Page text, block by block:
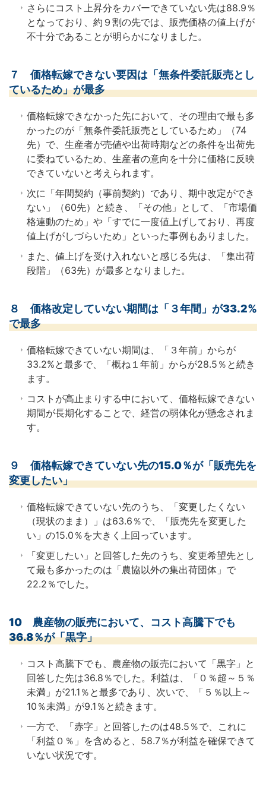
さらにコスト上昇分をカバーできていない先は88.9％
となっており、約９割の先では、販売価格の値上げが
不十分であることが明らかになりました。
７ 価格転嫁できない要因は「無条件委託販売とし
ているため」が最多
価格転嫁できなかった先において、その理由で最も多
かったのが「無条件委託販売としているため」（74
先）で、生産者が売値や出荷時期などの条件を出荷先
に委ねているため、生産者の意向を十分に価格に反映
できていないと考えられます。
次に「年間契約（事前契約）であり、期中改定ができ
ない」（60先）と続き、「その他」として、「市場価
格連動のため」や「すでに一度値上げしており、再度
値上げがしづらいため」といった事例もありました。
また、値上げを受け入れないと感じる先は、「集出荷
段階」（63先）が最多となりました。
８ 価格改定していない期間は「３年間」が33.2%
で最多
価格転嫁できていない期間は、「３年前」からが
33.2%と最多で、「概ね１年前」からが28.5％と続き
ます。
コストが高止まりする中において、価格転嫁できない
期間が長期化することで、経営の弱体化が懸念されま
す。
９ 価格転嫁できていない先の15.0％が「販売先を
変更したい」
価格転嫁できていない先のうち、「変更したくない
（現状のまま）」は63.6％で、「販売先を変更した
い」の15.0％を大きく上回っています。
「変更したい」と回答した先のうち、変更希望先とし
て最も多かったのは「農協以外の集出荷団体」で
22.2％でした。
10 農産物の販売において、コスト高騰下でも
36.8％が「黒字」
コスト高騰下でも、農産物の販売において「黒字」と
回答した先は36.8％でした。利益は、「０％超～５％
未満」が21.1％と最多であり、次いで、「５％以上～
10％未満」が9.1％と続きます。
一方で、「赤字」と回答したのは48.5％で、これに
「利益０％」を含めると、58.7％が利益を確保できて
いない状況です。